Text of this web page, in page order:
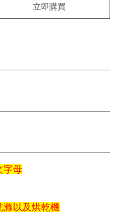
立即購買
字母
滌以及烘乾機